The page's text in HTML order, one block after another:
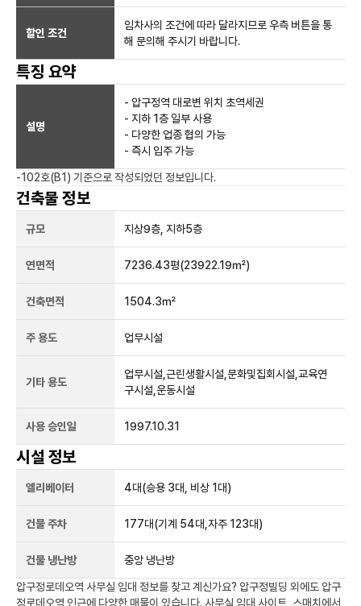
할인 조건
임차사의 조건에 따라 달라지므로 우측 버튼을 통
해 문의해 주시기 바랍니다.
특징 요약
설명
- 압구정역 대로변 위치 초역세권
- 지하 1층 일부 사용
- 다양한 업종 협의 가능
- 즉시 입주 가능
-102호(B1) 기준으로 작성되었던 정보입니다.
건축물 정보
규모 지상9층, 지하5층
연면적 7236.43평(23922.19㎡)
건축면적 1504.3㎡
주 용도 업무시설
기타 용도
업무시설,근린생활시설,문화및집회시설,교육연
구시설,운동시설
사용 승인일 1997.10.31
시설 정보
엘리베이터 4대(승용 3대, 비상 1대)
건물 주차 177대(기계 54대,자주 123대)
건물 냉난방 중앙 냉난방
압구정로데오역 사무실 임대 정보를 찾고 계신가요? 압구정빌딩 외에도 압구
정로데오역 인근에 다양한 매물이 있습니다. 사무실 임대 사이트, 스매치에서